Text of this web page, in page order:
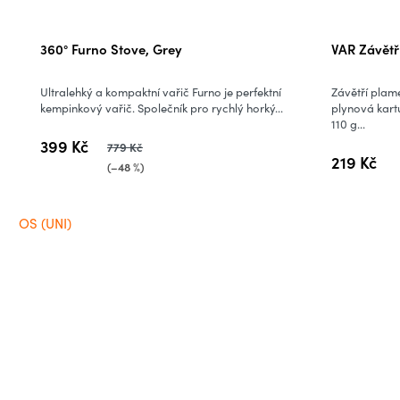
360° Furno Stove, Grey
399 Kč 779 Kč
(–48 %)
Ultralehký a kompaktní vařič Furno je perfektní
kempinkový vařič. Společník pro rychlý horký...
OS (UNI)
VAR
219 Kč
Závětří
plynová
110 g...